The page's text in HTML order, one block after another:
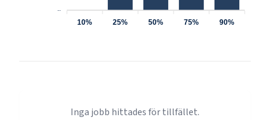
10% 25% 50% 75% 90%
Inga jobb hittades för tillfället.